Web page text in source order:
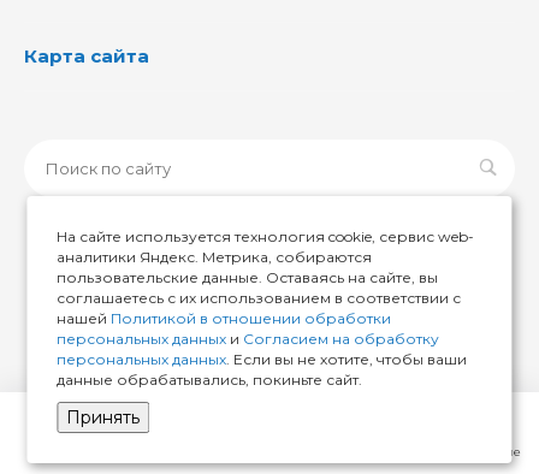
Сравнение
Карта сайта
© 2026 ИМИР174, Все права защищены
На сайте используется технология cookie, сервис web-
аналитики Яндекс. Метрика, собираются
пользовательские данные. Оставаясь на сайте, вы
соглашаетесь с их использованием в соответствии с
нашей Политикой в отношении обработки
персональных данных и Согласием на обработку
персональных данных. Если вы не хотите, чтобы ваши
данные обрабатывались, покиньте сайт.
Принять